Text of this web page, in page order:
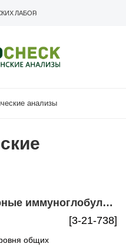
ЛАБОРАТОРИЙ
анализы
Анализ крови на суммарные иммуноглобулины IgE (ImmunoCAP)
[3-21-738]
общих